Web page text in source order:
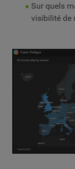
Sur quels
visibilité de